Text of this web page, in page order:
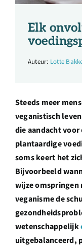
Over ons
Ondernemer
Doneren
Shop
English
Elk
Auteur: Lotte
Steeds meer
veganistisch
die aandacht
plantaardige
soms keert het
Bijvoorbeeld
wijze omspringen
veganisme de
wetenschappelijk
uitgebalanceerd,